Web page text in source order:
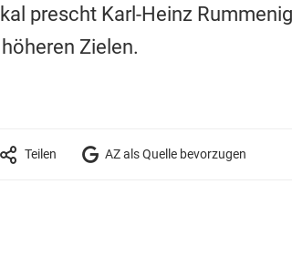
prescht Karl-Heinz
Zielen.
Teilen AZ als Quelle bevorzugen